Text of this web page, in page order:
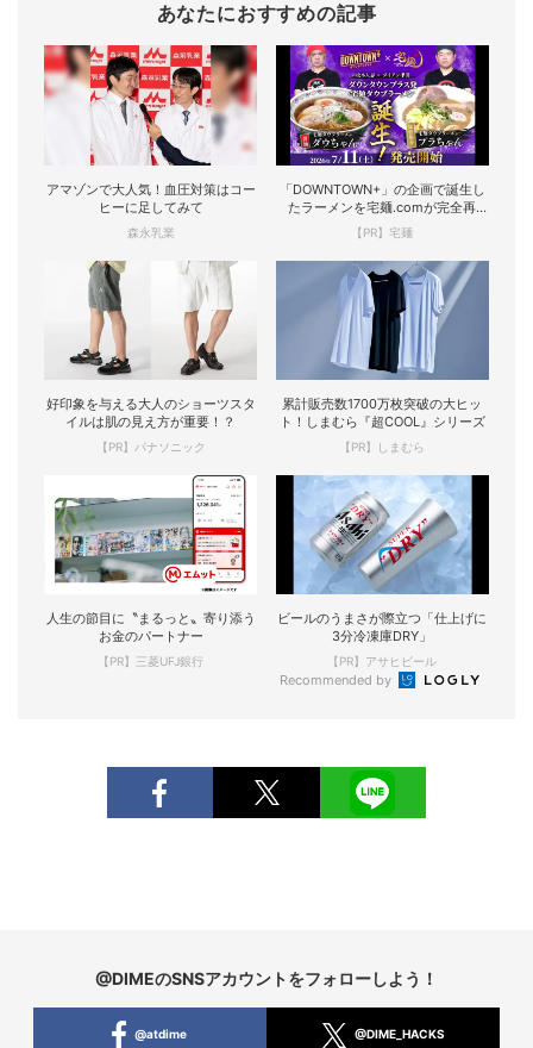
あなたにおすすめの記事
アマゾンで大人気！血圧対策はコー
ヒーに足してみて
森永乳業
「DOWNTOWN+」の企画で誕生し
たラーメンを宅麺.comが完全再
現！
【PR】宅麺
好印象を与える大人のショーツスタ
イルは肌の見え方が重要！？
【PR】パナソニック
累計販売数1700万枚突破の大ヒッ
ト！しまむら『超COOL』シリーズ
【PR】しまむら
人生の節目に〝まるっと〟寄り添う
お金のパートナー
【PR】三菱UFJ銀行
ビールのうまさが際立つ「仕上げに
3分冷凍庫DRY」
【PR】アサヒビール
Recommended by
@DIMEのSNSアカウントをフォローしよう！
@atdime @DIME_HACKS